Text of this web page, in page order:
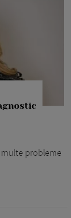
probleme